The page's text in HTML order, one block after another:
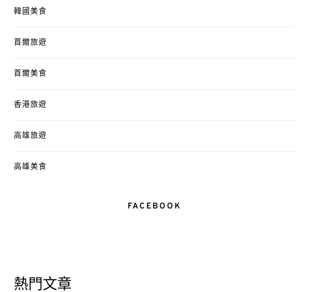
韓國美食
首爾旅遊
首爾美食
香港旅遊
高雄旅遊
高雄美食
FACEBOOK
熱門文章